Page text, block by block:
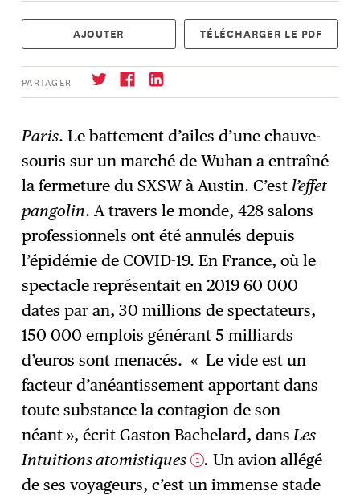
AJOUTER TÉLÉCHARGER LE PDF
PARTAGER
→ S'abonner
Paris. Le battement d’ailes d’une chauve-
souris sur un marché de Wuhan a entraîné
la fermeture du SXSW à Austin. C’est l’effet
pangolin. A travers le monde, 428 salons
professionnels ont été annulés depuis
l’épidémie de COVID-19. En France, où le
spectacle représentait en 2019 60 000
dates par an, 30 millions de spectateurs,
150 000 emplois générant 5 milliards
d’euros sont menacés. « Le vide est un
facteur d’anéantissement apportant dans
toute substance la contagion de son
néant », écrit Gaston Bachelard, dansLes
Intuitions atomistiques
1 . Un avion allégé
de ses voyageurs, c’est un immense stade